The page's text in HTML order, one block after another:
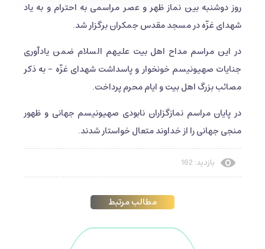
روز دوشنبه بین نماز ظهر و عصر مراسمی به احترام و به یاد
شهدای غزّه در مسجد مقدس جمکران برگزار شد.
در این مراسم مداح اهل بیت علیهم السلام ضمن یادآوری
جنایات صهیونیسم خونخوار و پاسداشت شهدای غزّه - به ذکر
مصائب بزرگ اهل بیت و ایام محرم پرداخت.
در پایان مراسم نمازگزاران نابودی صهیونیسم جهانی و ظهور
منجی جهانی را از خداوند متعال خواستار شدند.
بازدید: 162
مطالب مرتبط